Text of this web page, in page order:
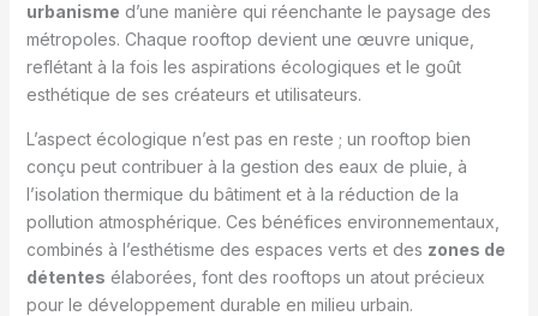
urbanisme d’une manière qui réenchante le paysage des
métropoles. Chaque rooftop devient une œuvre unique,
reflétant à la fois les aspirations écologiques et le goût
esthétique de ses créateurs et utilisateurs.
L’aspect écologique n’est pas en reste ; un rooftop bien
conçu peut contribuer à la gestion des eaux de pluie, à
l’isolation thermique du bâtiment et à la réduction de la
pollution atmosphérique. Ces bénéfices environnementaux,
combinés à l’esthétisme des espaces verts et des zones de
détentes élaborées, font des rooftops un atout précieux
pour le développement durable en milieu urbain.